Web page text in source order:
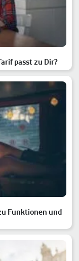
passt zu Dir?
Funktionen und